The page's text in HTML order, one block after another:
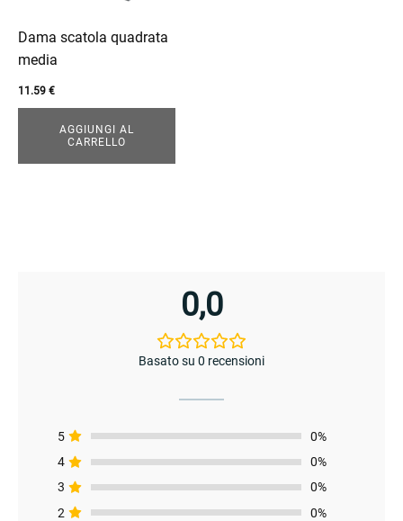
Dama scatola quadrata
media
11.59 €
AGGIUNGI AL
CARRELLO
0,0
Basato su 0 recensioni
5
0%
4
0%
3
0%
2
0%